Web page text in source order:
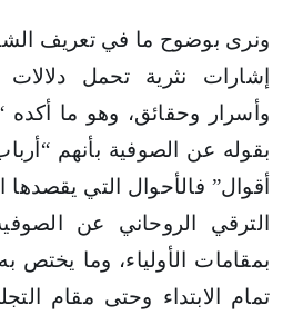
ونرى بوضوح ما في تعريف
إشارات نثرية تحمل
وأسرار وحقائق، وهو ما أكده
بقوله عن الصوفية بأنهم
أقوال” فالأحوال التي
الترقي الروحاني عن
بمقامات الأولياء، وما
تمام الابتداء وحتى مقام